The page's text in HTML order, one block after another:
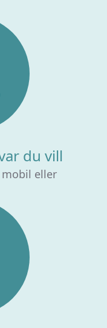
du vill
eller